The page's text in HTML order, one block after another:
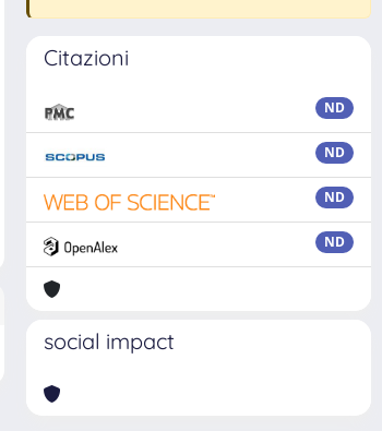
Citazioni
ND
ND
ND
ND
social impact